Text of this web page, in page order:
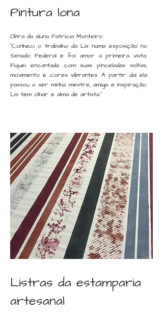
Pintura lona
Obra da aluna Patricia Monteiro
"Conheci o trabalho da Lis numa exposição no
Senado Federal e foi amor a primeira vista.
Fiquei encantada com suas pinceladas soltas,
movimento e cores vibrantes. A partir daí ela
passou a ser minha mestre, amiga e inspiração.
Lis tem olhar e alma de artista."
Listras da estamparia
artesanal